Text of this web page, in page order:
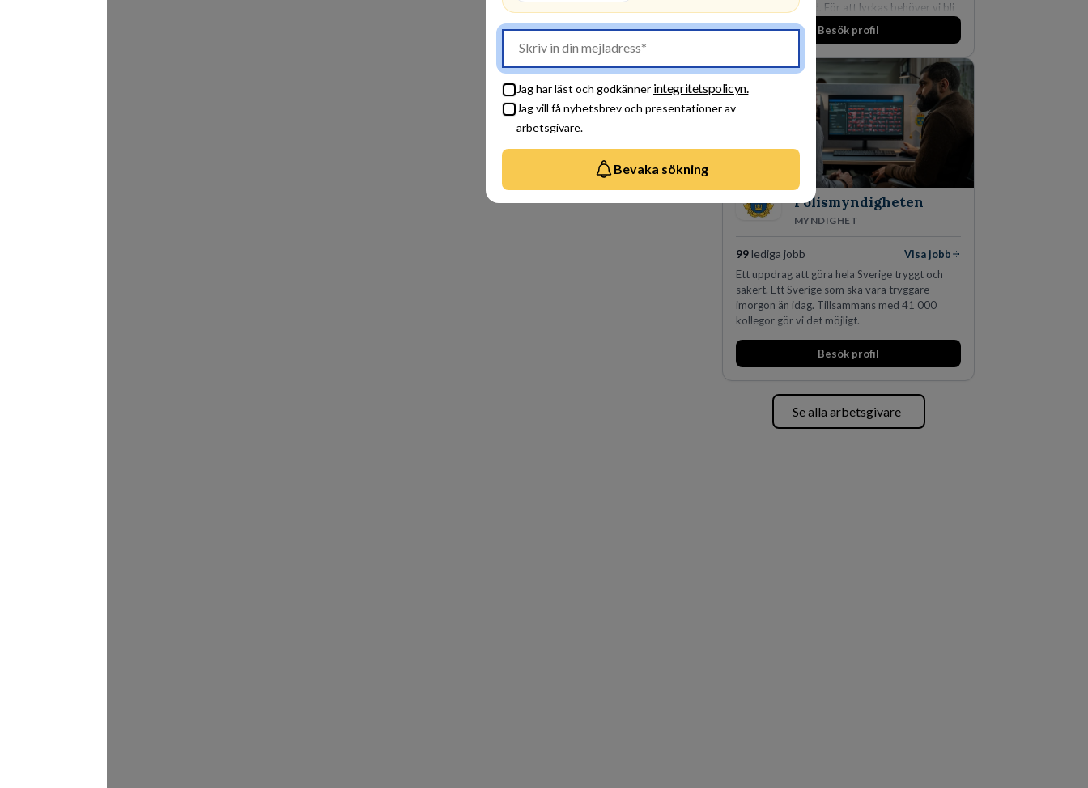
Jag har läst och godkänner integritetspolicyn.
Jag vill få nyhetsbrev och presentationer av
arbetsgivare.
Bevaka sökning
en hållbar framtid. För att lyckas behöver vi bli
fler medarbetare som vill göra skillnad.
Besök profil
Polismyndigheten
MYNDIGHET
99 lediga jobb
Visa jobb
Ett uppdrag att göra hela Sverige tryggt och
säkert. Ett Sverige som ska vara tryggare
imorgon än idag. Tillsammans med 41 000
kollegor gör vi det möjligt.
Besök profil
Se alla arbetsgivare